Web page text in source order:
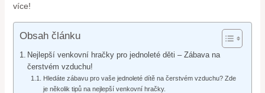
více!
Obsah článku
Nejlepší venkovní hračky pro jednoleté děti – Zábava na
čerstvém vzduchu!
Hledáte zábavu pro vaše jednoleté dítě na čerstvém vzduchu? Zde
je několik tipů na nejlepší venkovní hračky.